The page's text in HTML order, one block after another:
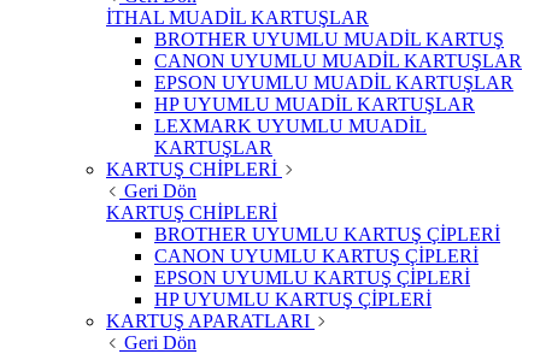
İTHAL MUADİL KARTUŞLAR
BROTHER UYUMLU MUADİL KARTUŞ
CANON UYUMLU MUADİL KARTUŞLAR
EPSON UYUMLU MUADİL KARTUŞLAR
HP UYUMLU MUADİL KARTUŞLAR
LEXMARK UYUMLU MUADİL
KARTUŞLAR
KARTUŞ CHİPLERİ
Geri Dön
KARTUŞ CHİPLERİ
BROTHER UYUMLU KARTUŞ ÇİPLERİ
CANON UYUMLU KARTUŞ ÇİPLERİ
EPSON UYUMLU KARTUŞ ÇİPLERİ
HP UYUMLU KARTUŞ ÇİPLERİ
KARTUŞ APARATLARI
Geri Dön